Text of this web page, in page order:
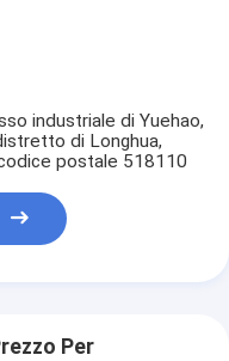
industriale di Yuehao,
di Longhua,
postale 518110
Per